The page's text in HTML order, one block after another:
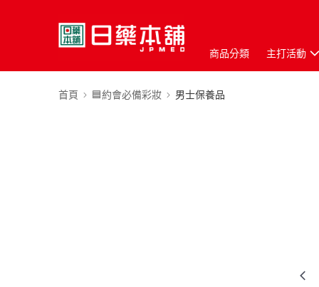
商品分類 主打活動
首頁 🟦約會必備彩妝 男士保養品